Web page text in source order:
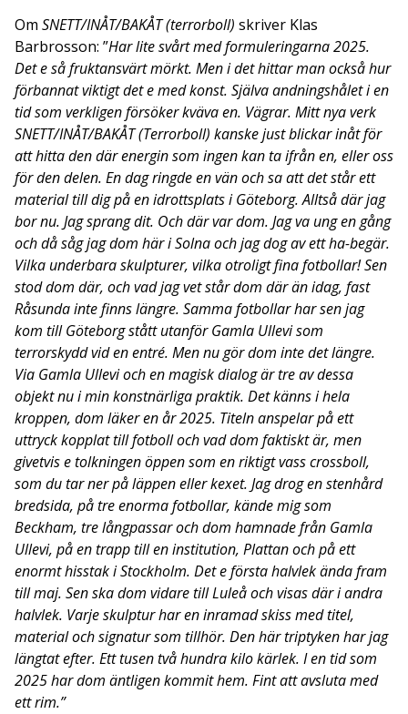
Om SNETT/INÅT/BAKÅT (terrorboll) skriver Klas
Barbrosson: ”Har lite svårt med formuleringarna 2025.
Det e så fruktansvärt mörkt. Men i det hittar man också hur
förbannat viktigt det e med konst. Själva andningshålet i en
tid som verkligen försöker kväva en. Vägrar. Mitt nya verk
SNETT/INÅT/BAKÅT (Terrorboll) kanske just blickar inåt för
att hitta den där energin som ingen kan ta ifrån en, eller oss
för den delen. En dag ringde en vän och sa att det står ett
material till dig på en idrottsplats i Göteborg. Alltså där jag
bor nu. Jag sprang dit. Och där var dom. Jag va ung en gång
och då såg jag dom här i Solna och jag dog av ett ha-begär.
Vilka underbara skulpturer, vilka otroligt fina fotbollar! Sen
stod dom där, och vad jag vet står dom där än idag, fast
Råsunda inte finns längre. Samma fotbollar har sen jag
kom till Göteborg stått utanför Gamla Ullevi som
terrorskydd vid en entré. Men nu gör dom inte det längre.
Via Gamla Ullevi och en magisk dialog är tre av dessa
objekt nu i min konstnärliga praktik. Det känns i hela
kroppen, dom läker en år 2025. Titeln anspelar på ett
uttryck kopplat till fotboll och vad dom faktiskt är, men
givetvis e tolkningen öppen som en riktigt vass crossboll,
som du tar ner på läppen eller kexet. Jag drog en stenhård
bredsida, på tre enorma fotbollar, kände mig som
Beckham, tre långpassar och dom hamnade från Gamla
Ullevi, på en trapp till en institution, Plattan och på ett
enormt hisstak i Stockholm. Det e första halvlek ända fram
till maj. Sen ska dom vidare till Luleå och visas där i andra
halvlek. Varje skulptur har en inramad skiss med titel,
material och signatur som tillhör. Den här triptyken har jag
längtat efter. Ett tusen två hundra kilo kärlek. I en tid som
2025 har dom äntligen kommit hem. Fint att avsluta med
ett rim.”